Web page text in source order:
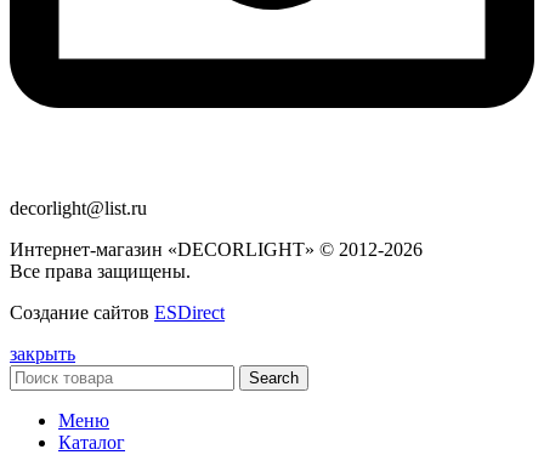
decorlight@list.ru
Интернет-магазин «DECORLIGHT» © 2012-2026
Все права защищены.
Создание сайтов ESDirect
закрыть
Search
Меню
Каталог